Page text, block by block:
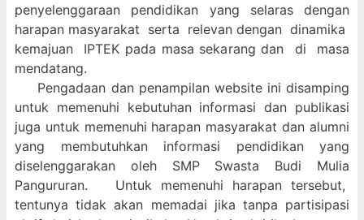
penyelenggaraan pendidikan yang selaras dengan
harapan masyarakat serta relevan dengan dinamika
kemajuan IPTEK pada masa sekarang dan di masa
mendatang.
Pengadaan dan penampilan website ini disamping
untuk memenuhi kebutuhan informasi dan publikasi
juga untuk memenuhi harapan masyarakat dan alumni
yang membutuhkan informasi pendidikan yang
diselenggarakan oleh SMP Swasta Budi Mulia
Pangururan. Untuk memenuhi harapan tersebut,
tentunya tidak akan memadai jika tanpa partisipasi